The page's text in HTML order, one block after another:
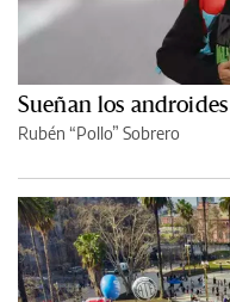
Sueñan los
Rubén “Pollo” Sobrero